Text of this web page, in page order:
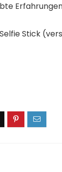
Selfie Stick